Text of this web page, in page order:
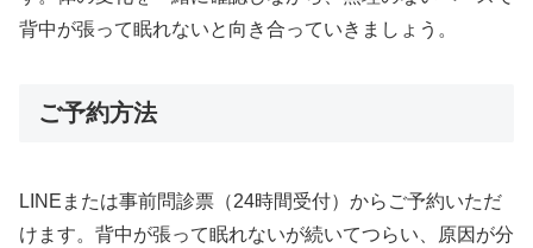
背中が張って眠れないと向き合っていきましょう。
ご予約方法
LINEまたは事前問診票（24時間受付）からご予約いただ
けます。背中が張って眠れないが続いてつらい、原因が分